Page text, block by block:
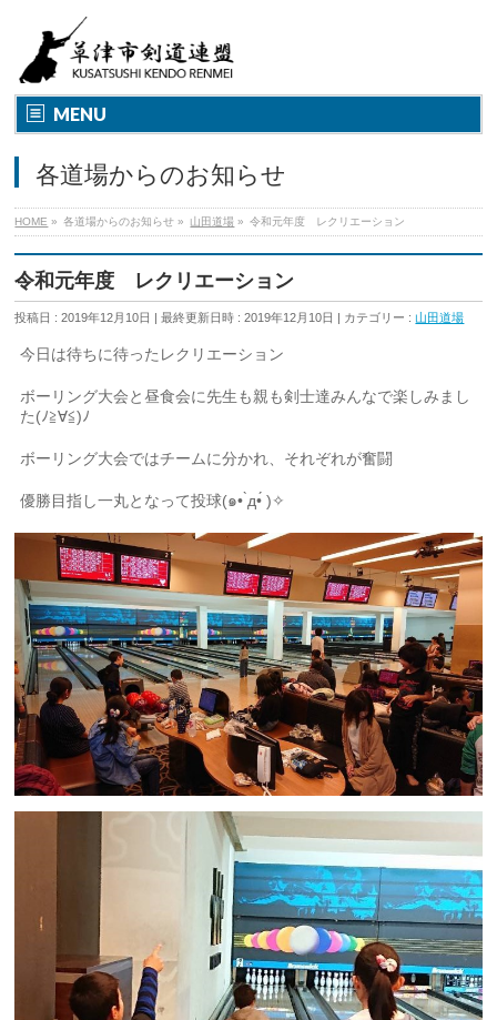
MENU
各道場からのお知らせ
HOME » 各道場からのお知らせ » 山田道場 » 令和元年度 レクリエーション
令和元年度 レクリエーション
投稿日 : 2019年12月10日 最終更新日時 : 2019年12月10日 カテゴリー :山田道場
今日は待ちに待ったレクリエーション
ボーリング大会と昼食会に先生も親も剣士達みんなで楽しみまし
た(ﾉ≧∀≦)ﾉ
ボーリング大会ではチームに分かれ、それぞれが奮闘
優勝目指し一丸となって投球(๑• ̀д•́ )✧